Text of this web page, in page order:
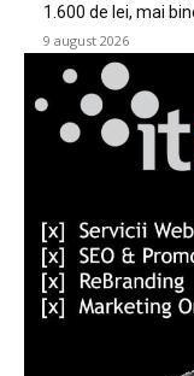
1.600 de lei, mai
9 august 2026